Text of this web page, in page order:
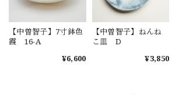
【中曽智子】7寸鉢色
霞 16-A
¥6,600
【中曽智子】ねんね
こ皿 D
¥3,850